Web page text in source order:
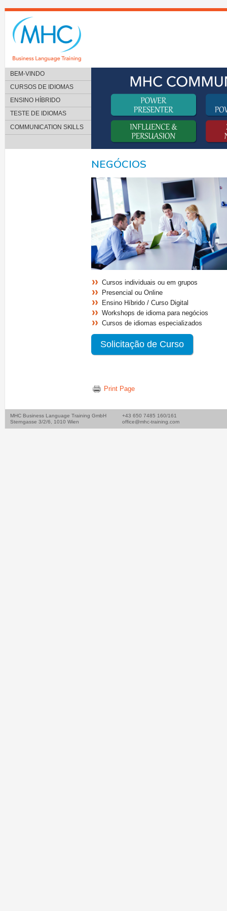
BEM-VINDO
CURSOS DE IDIOMAS
ENSINO HÍBRIDO
TESTE DE IDIOMAS
COMMUNICATION SKILLS
NEGÓCIOS
Cursos individuais ou em grupos
Presencial ou Online
Ensino Híbrido / Curso Digital
Workshops de idioma para negócios
Cursos de idiomas especializados
Solicitação de Curso
Print Page
MHC Business Language Training GmbH
Sterngasse 3/2/6, 1010 Wien
+43 650 7485 160/161
office@mhc-training.com